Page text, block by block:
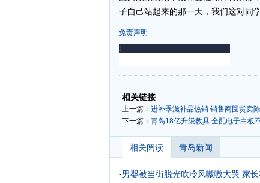
子自己站起来的那一天，我们这对同
免责声明
-
相关链接
上一篇： 进补季滋补品热销 销售商囤货卖
下一篇： 青岛18亿升级教具 全配电子白板
相关阅读 青岛新闻
·男婴被当街脱光吹冷风嗷嗷大哭 家